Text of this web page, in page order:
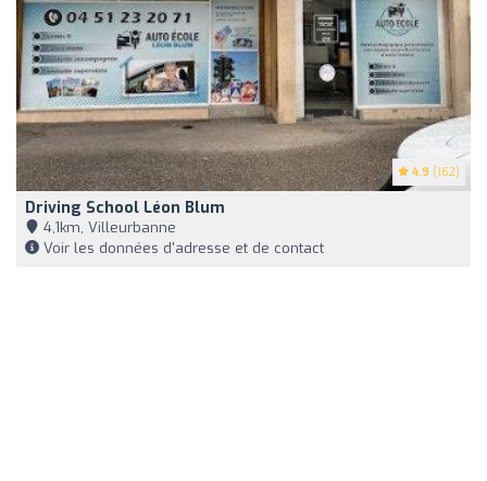
4.9 (162)
Driving School Léon Blum
4,1km, Villeurbanne
Voir les données d'adresse et de contact